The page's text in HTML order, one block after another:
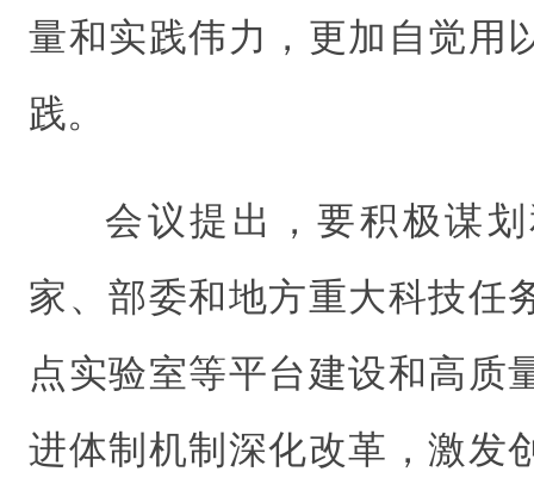
量和实践伟力，更加自觉用
践。
会议提出，要积极谋
家、部委和地方重大科技任
点实验室等平台建设和高质
进体制机制深化改革，激发